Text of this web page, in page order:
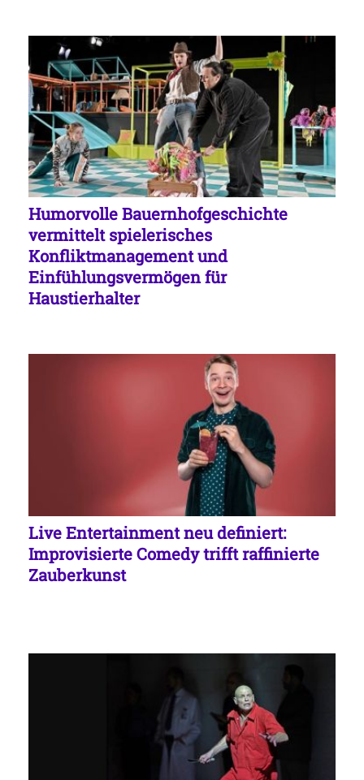
Humorvolle Bauernhofgeschichte
vermittelt spielerisches
Konfliktmanagement und
Einfühlungsvermögen für
Haustierhalter
Live Entertainment neu definiert:
Improvisierte Comedy trifft raffinierte
Zauberkunst